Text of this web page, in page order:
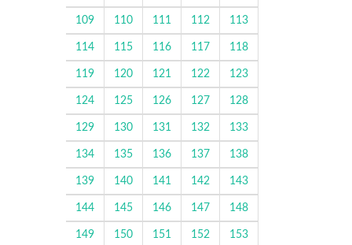
109 110 111 112 113
114 115 116 117 118
119 120 121 122 123
124 125 126 127 128
129 130 131 132 133
134 135 136 137 138
139 140 141 142 143
144 145 146 147 148
149 150 151 152 153